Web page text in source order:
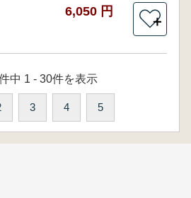
6,050 円
＋
中 1 - 30件を表示
3 4 5